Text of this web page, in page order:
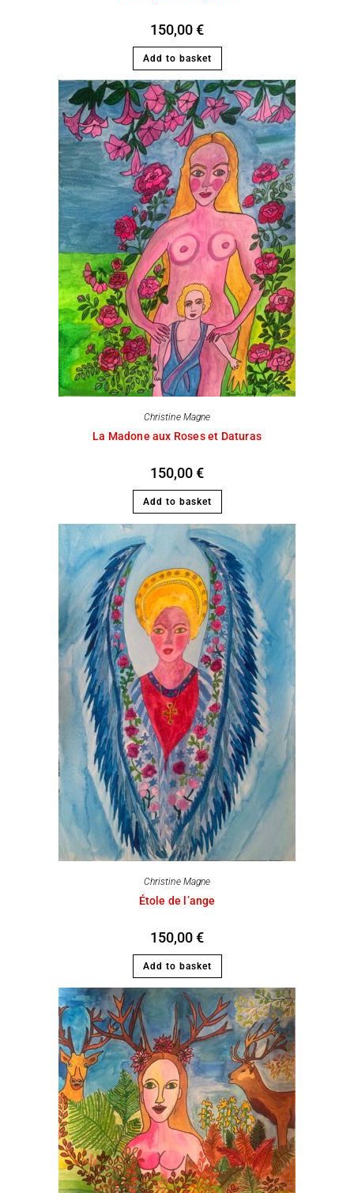
150,00€
Add to basket
Christine Magne
La Madone aux Roses et Daturas
150,00€
Add to basket
Christine Magne
Étole de l’ange
150,00€
Add to basket